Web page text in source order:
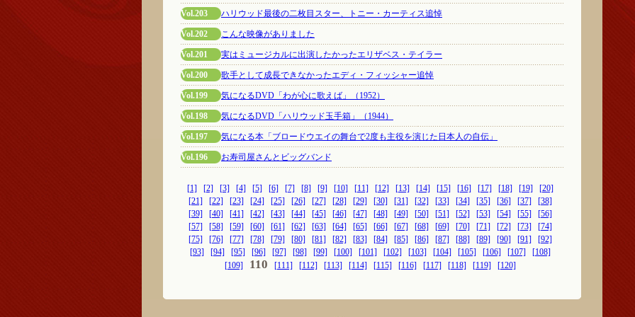
Vol.203 ハリウッド最後の二枚目スター、トニー・カーティス追悼
Vol.202 こんな映像がありました
Vol.201 実はミュージカルに出演したかったエリザベス・テイラー
Vol.200 歌手として成長できなかったエディ・フィッシャー追悼
Vol.199 気になるDVD「わが心に歌えば」（1952）
Vol.198 気になるDVD「ハリウッド玉手箱」（1944）
Vol.197 気になる本「ブロードウエイの舞台で2度も主役を演じた日本人の自伝」
Vol.196 お寿司屋さんとビッグバンド
[1] [2] [3] [4] [5] [6] [7] [8] [9] [10] [11] [12] [13] [14] [15] [16] [17] [18] [19]
[20]
[21]
[22] [23] [24] [25] [26] [27] [28] [29] [30] [31] [32] [33] [34] [35] [36] [37]
[38]
[39]
[40] [41] [42] [43] [44] [45] [46] [47] [48] [49] [50] [51] [52] [53] [54] [55]
[56]
[57]
[58] [59] [60] [61] [62] [63] [64] [65] [66] [67] [68] [69] [70] [71] [72] [73]
[74]
[75]
[76] [77] [78] [79] [80] [81] [82] [83] [84] [85] [86] [87] [88] [89] [90] [91]
[92]
[93]
[94] [95] [96] [97] [98] [99] [100] [101] [102] [103] [104] [105] [106] [107]
[108]
[109]
110 [111] [112] [113] [114] [115] [116] [117] [118] [119] [120]